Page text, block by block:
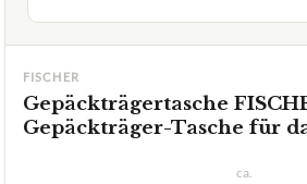
FISCHER
Gepäckträgertasche
Gepäckträger-Tasche für
ca.